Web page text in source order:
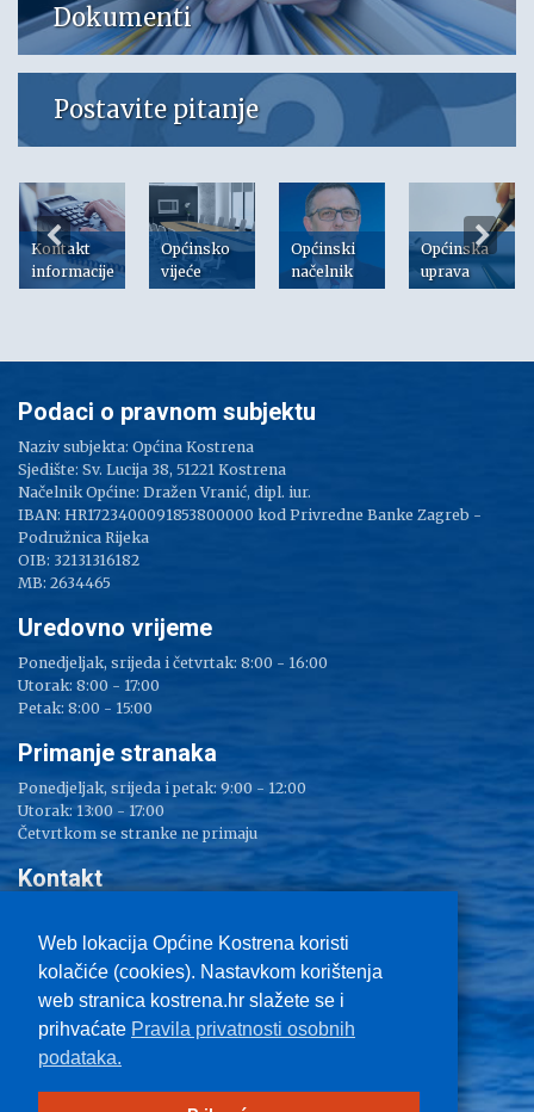
Dokumenti
Postavite pitanje
Kontakt
informacije
Općinsko
vijeće
Općinski
načelnik
Općinska
uprava
Web lokacija Općine Kostrena koristi
kolačiće (cookies). Nastavkom korištenja
web stranica kostrena.hr slažete se i
prihvaćate Pravila privatnosti osobnih
podataka.
Podaci o pravnom subjektu
Naziv subjekta: Općina Kostrena
Sjedište: Sv. Lucija 38, 51221 Kostrena
Načelnik Općine: Dražen Vranić, dipl. iur.
IBAN: HR1723400091853800000 kod Privredne Banke Zagreb -
Podružnica Rijeka
OIB: 32131316182
MB: 2634465
Uredovno vrijeme
Ponedjeljak, srijeda i četvrtak: 8:00 - 16:00
Utorak: 8:00 - 17:00
Petak: 8:00 - 15:00
Primanje stranaka
Ponedjeljak, srijeda i petak: 9:00 - 12:00
Utorak: 13:00 - 17:00
Četvrtkom se stranke ne primaju
Kontakt
Tel: 051/ 209 000
Fax: 051/ 289 400
E-mail:kostrena@kostrena.hr
Kontakt informacije
Uvjeti korištenja
Pravo na pristup informacijama
Zaštita privatnosti